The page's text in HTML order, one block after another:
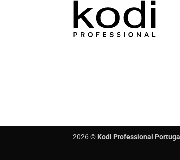
2026 © Kodi Professional Portugal